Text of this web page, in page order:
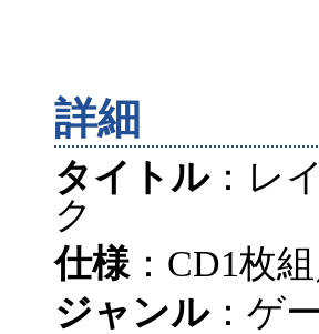
詳細
タイトル：レ
ク
仕様 ：CD1枚
ジャンル：ゲ